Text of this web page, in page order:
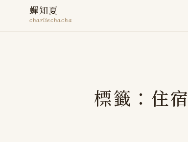
蟬知夏
charliechacha
標籤：住宿